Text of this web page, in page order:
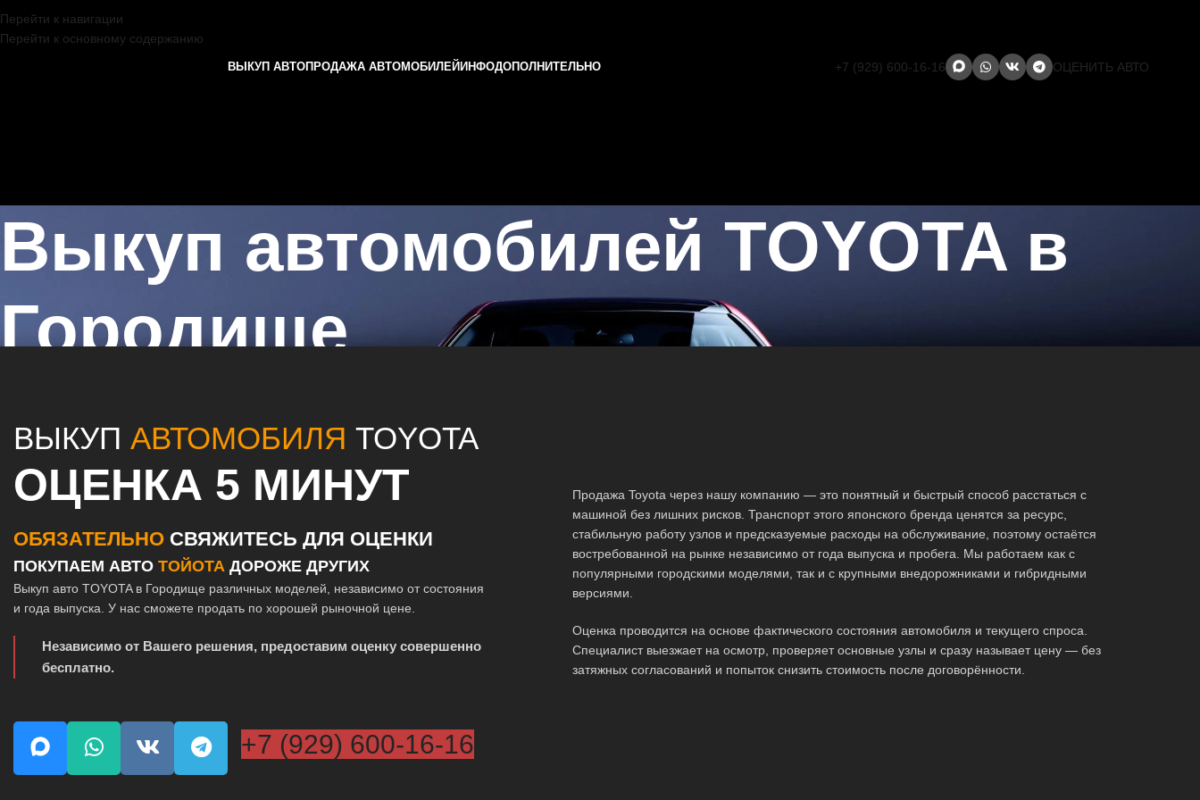
Перейти к навигации
Перейти к основному содержанию
ВЫКУП АВТОПРОДАЖА АВТОМОБИЛЕЙ ИНФОДОПОЛНИТЕЛЬНО +7 (929) 600-16-16 ОЦЕНИТЬ АВТО
Выкуп автомобилей TOYOTA в
Городище
ВЫКУП АВТОМОБИЛЯ TOYOTA
ОЦЕНКА 5 МИНУТ
ОБЯЗАТЕЛЬНО СВЯЖИТЕСЬ ДЛЯ ОЦЕНКИ
ПОКУПАЕМ АВТО ТОЙОТА ДОРОЖЕ ДРУГИХ
Выкуп авто TOYOTA в Городище различных моделей, независимо от состояния
и года выпуска. У нас сможете продать по хорошей рыночной цене.
Независимо от Вашего решения, предоставим оценку совершенно
бесплатно.
+7 (929) 600-16-16
Продажа Toyota через нашу компанию — это понятный и быстрый способ расстаться с
машиной без лишних рисков. Транспорт этого японского бренда ценятся за ресурс,
стабильную работу узлов и предсказуемые расходы на обслуживание, поэтому остаётся
востребованной на рынке независимо от года выпуска и пробега. Мы работаем как с
популярными городскими моделями, так и с крупными внедорожниками и гибридными
версиями.
Оценка проводится на основе фактического состояния автомобиля и текущего спроса.
Специалист выезжает на осмотр, проверяет основные узлы и сразу называет цену — без
затяжных согласований и попыток снизить стоимость после договорённости.